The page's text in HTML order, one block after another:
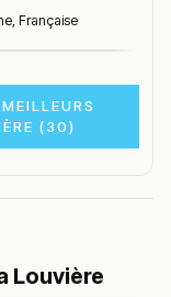
Française
(30)
Louvière